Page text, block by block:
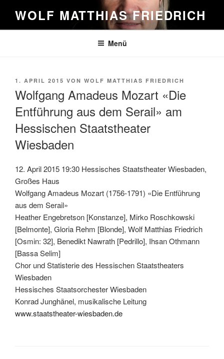
Inhalt
springen
WOLF MATTHIAS FRIEDRICH
Menü
VERÖFFENTLICHT
1. APRIL 2015 VON WOLF MATTHIAS FRIEDRICH
Wolfgang Amadeus Mozart «Die
Entführung aus dem Serail» am
Hessischen Staatstheater
Wiesbaden
12. April 2015 19:30 Hessisches Staatstheater Wiesbaden,
Großes Haus
Wolfgang Amadeus Mozart (1756-1791) «Die Entführung
aus dem Serail»
Heather Engebretson [Konstanze], Mirko Roschkowski
[Belmonte], Gloria Rehm [Blonde], Wolf Matthias Friedrich
[Osmin: 32], Benedikt Nawrath [Pedrillo], Ihsan Othmann
[Bassa Selim]
Chor und Statisterie des Hessischen Staatstheaters
Wiesbaden
Hessisches Staatsorchester Wiesbaden
Konrad Junghänel, musikalische Leitung
www.staatstheater-wiesbaden.de